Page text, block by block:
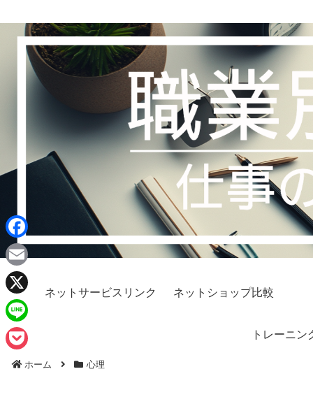
ネットサービスリンク ネットショップ比較
トレーニン
ホーム 心理
F
a
c
e
b
o
E
m
a
i
X
L
P